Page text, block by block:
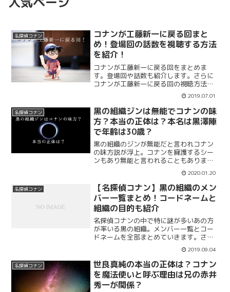
名探偵コナン
コナンが工藤新一に戻る回まと
め！登場回の話数を視聴する方法
を紹介！
コナンが工藤新一に戻る回をまとめま
す。登場回や話数も紹介します。さらに
コナンが工藤新一に戻る回の視聴方法も
まとめていきます。新一の登場回は人気
がありその話だけ観たいという人が多い
ので視聴方法が気になる人が多いみたい
です。今すぐスマホで観る方法をまとめ
ます。
2019.07.01
名探偵コナン
黒の組織ジンは無能でコナンの味
方？本当の正体は？本名は黒澤陣
で年齢は30歳？
黒の組織のジンが無能だと言われコナン
の味方説が浮上。コナンを擁護するシー
ンもあり無能と言われることもあります
が黒の組織のジンは味方なのでしょう
か？本当の正体や本名を調査！正体が謎
ですし本名が黒澤陣と噂。年齢は30歳と
言われてますね。年齢はもう少し上な気
が？
2020.01.20
名探偵コナン
【名探偵コナン】黒の組織のメン
バー一覧まとめ！コードネームと
組織の目的も紹介
名探偵コナンの中で特に謎が多いあの方
が率いる黒の組織。メンバー一覧とコー
ドネームを全部まとめていきます。さら
に黒の組織の目的はなんなのでしょう
か？FBIやCIAが追いかけている犯罪組織
です。名探偵コナンは20年以上放送され
ているのにも関わらず謎が多い組織で
す。
2019.09.04
名探偵コナン
世良真純の本当の正体は？コナン
を魔法使いと呼ぶ理由は兄の赤井
秀一が関係？